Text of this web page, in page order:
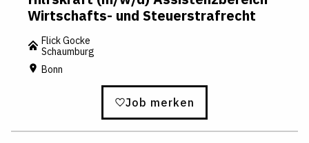
Wirtschafts- und Steuerstrafrecht
Flick Gocke
Schaumburg
Bonn
Job merken